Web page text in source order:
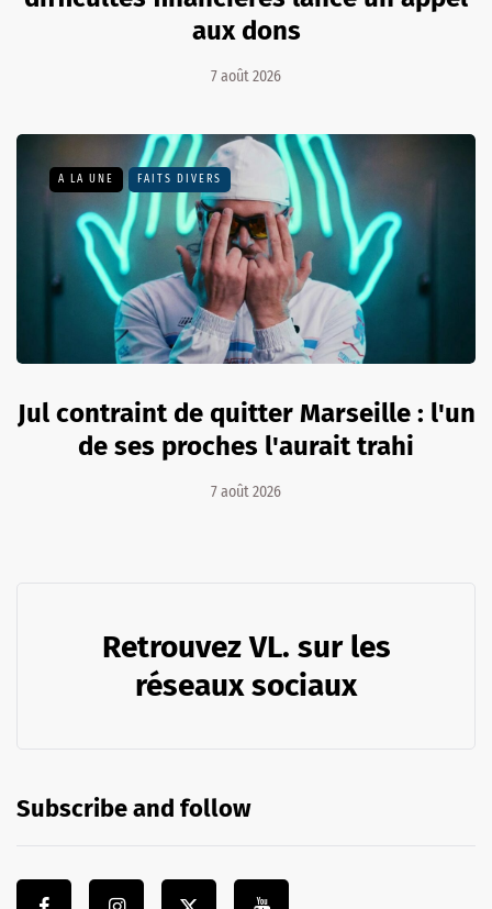
aux dons
7 août 2026
A LA UNE FAITS DIVERS
Jul contraint de quitter Marseille : l'un
de ses proches l'aurait trahi
7 août 2026
Retrouvez VL. sur les
réseaux sociaux
Subscribe and follow